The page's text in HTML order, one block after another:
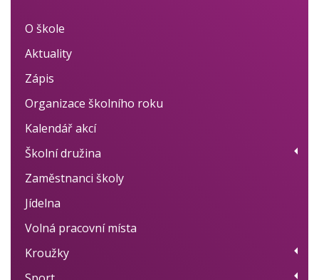
O škole
Aktuality
Zápis
Organizace školního roku
Kalendář akcí
Školní družina
Provoz
Fotogalerie
Dokumenty
BELLhop systém
Zaměstnanci školy
Jídelna
Volná pracovní místa
Kroužky